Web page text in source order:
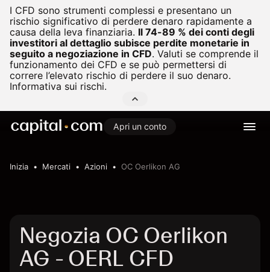
I CFD sono strumenti complessi e presentano un
rischio significativo di perdere denaro rapidamente a
causa della leva finanziaria. Il 74-89 % dei conti degli
investitori al dettaglio subisce perdite monetarie in
seguito a negoziazione in CFD. Valuti se comprende il
funzionamento dei CFD e se può permettersi di
correre l’elevato rischio di perdere il suo denaro.
Informativa sui rischi.
Apri un conto
Inizia Mercati Azioni OC Oerlikon AG
Negozia OC Oerlikon
AG - OERL CFD